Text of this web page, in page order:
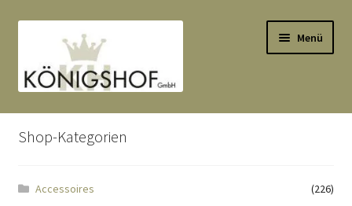
Navigation
springen
springen
Menü
Start
Anlässe
Shop-Kategorien
Accessoires
(226)